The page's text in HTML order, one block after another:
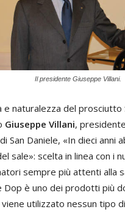
Il presidente Giuseppe Villani.
e naturalezza del prosciutto
Giuseppe Villani,
San Daniele, «In dieci anni
sale»: scelta in linea con i
sempre più attenti alla
Dop è uno dei prodotti più
utilizzato nessun tipo